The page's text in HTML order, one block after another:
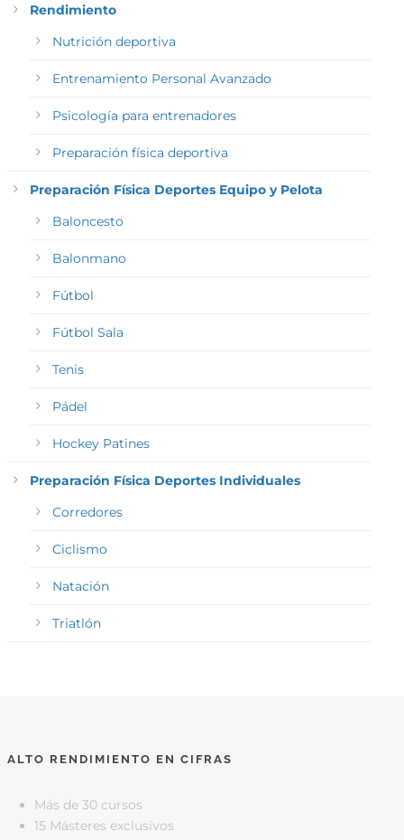
Rendimiento
Nutrición deportiva
Entrenamiento Personal Avanzado
Psicología para entrenadores
Preparación física deportiva
Preparación Física Deportes Equipo y Pelota
Baloncesto
Balonmano
Fútbol
Fútbol Sala
Tenis
Pádel
Hockey Patines
Preparación Física Deportes Individuales
Corredores
Ciclismo
Natación
Triatlón
ALTO RENDIMIENTO EN CIFRAS
Más de 30 cursos
15 Másteres exclusivos